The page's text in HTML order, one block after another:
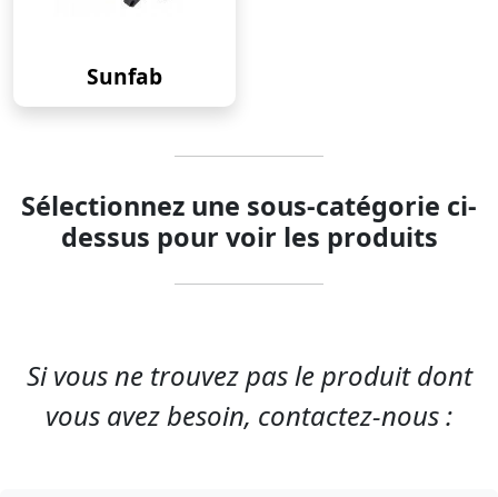
Sunfab
Sélectionnez une sous-catégorie ci-
dessus pour voir les produits
Si vous ne trouvez pas le produit dont
vous avez besoin, contactez-nous :